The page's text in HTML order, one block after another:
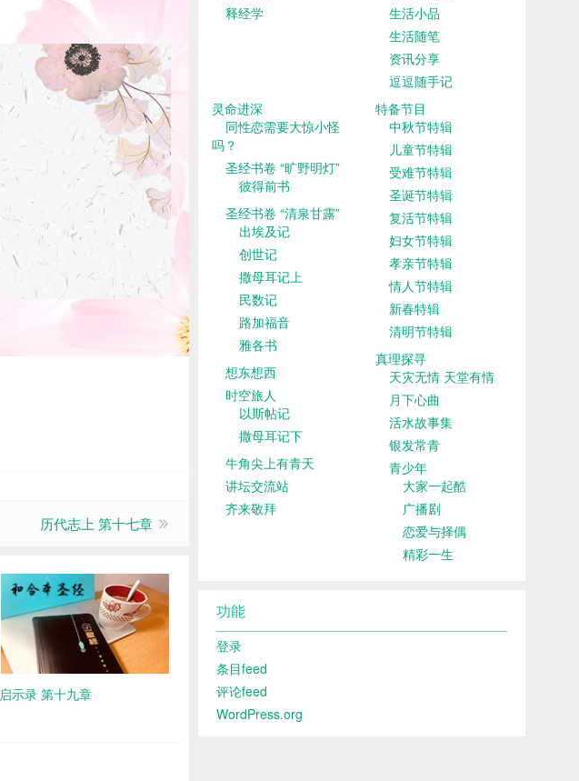
历代志上 第十七章
启示录 第十九章
释经学
生活小品
生活随笔
资讯分享
逗逗随手记
灵命进深
同性恋需要大惊小怪
吗？
圣经书卷 “旷野明灯”
彼得前书
圣经书卷 “清泉甘露”
出埃及记
创世记
撒母耳记上
民数记
路加福音
雅各书
想东想西
时空旅人
以斯帖记
撒母耳记下
牛角尖上有青天
讲坛交流站
齐来敬拜
特备节目
中秋节特辑
儿童节特辑
受难节特辑
圣诞节特辑
复活节特辑
妇女节特辑
孝亲节特辑
情人节特辑
新春特辑
清明节特辑
真理探寻
天灾无情 天堂有情
月下心曲
活水故事集
银发常青
青少年
大家一起酷
广播剧
恋爱与择偶
精彩一生
功能
登录
条目feed
评论feed
WordPress.org